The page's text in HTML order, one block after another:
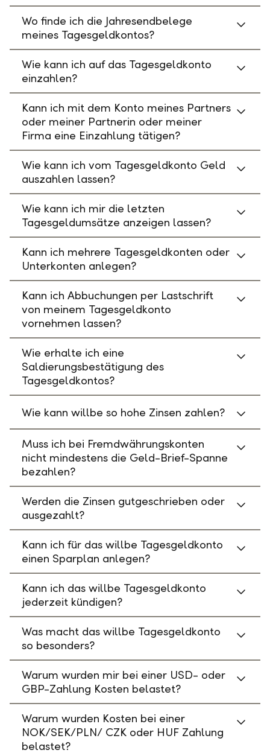
Wo finde ich die Jahresendbelege
meines Tagesgeldkontos?
Wie kann ich auf das Tagesgeldkonto
einzahlen?
Kann ich mit dem Konto meines Partners
oder meiner Partnerin oder meiner
Firma eine Einzahlung tätigen?
Wie kann ich vom Tagesgeldkonto Geld
auszahlen lassen?
Wie kann ich mir die letzten
Tagesgeldumsätze anzeigen lassen?
Kann ich mehrere Tagesgeldkonten oder
Unterkonten anlegen?
Kann ich Abbuchungen per Lastschrift
von meinem Tagesgeldkonto
vornehmen lassen?
Wie erhalte ich eine
Saldierungsbestätigung des
Tagesgeldkontos?
Wie kann willbe so hohe Zinsen zahlen?
Muss ich bei Fremdwährungskonten
nicht mindestens die Geld-Brief-Spanne
bezahlen?
Werden die Zinsen gutgeschrieben oder
ausgezahlt?
Kann ich für das willbe Tagesgeldkonto
einen Sparplan anlegen?
Kann ich das willbe Tagesgeldkonto
jederzeit kündigen?
Was macht das willbe Tagesgeldkonto
so besonders?
Warum wurden mir bei einer USD- oder
GBP-Zahlung Kosten belastet?
Warum wurden Kosten bei einer
NOK/SEK/PLN/ CZK oder HUF Zahlung
belastet?